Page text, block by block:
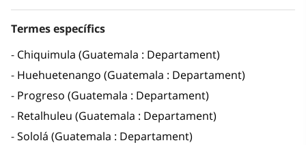
Termes específics
Chiquimula (Guatemala : Departament)
Huehuetenango (Guatemala : Departament)
Progreso (Guatemala : Departament)
Retalhuleu (Guatemala : Departament)
Sololá (Guatemala : Departament)